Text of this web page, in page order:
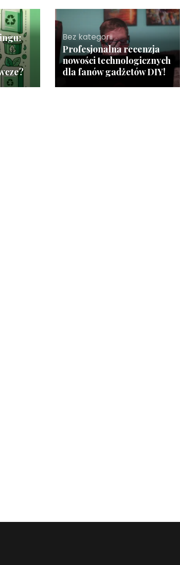
Bez kategorii
Profesjonalna recenzja
nowości technologicznych
dla fanów gadżetów DIY!